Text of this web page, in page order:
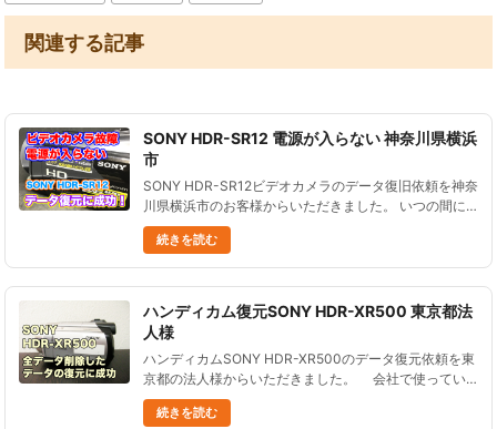
関連する記事
SONY HDR-SR12 電源が入らない 神奈川県横浜
市
SONY HDR-SR12ビデオカメラのデータ復旧依頼を神奈
川県横浜市のお客様からいただきました。 いつの間に
かビデオカメラが故障し電源が入らなくなった状況で
す。 ビデオカメラ本体にバックアップしていないデー
タが入ってい......
続きを読む
ハンディカム復元SONY HDR-XR500 東京都法
人様
ハンディカムSONY HDR-XR500のデータ復元依頼を東
京都の法人様からいただきました。 会社で使ってい
るビデオカメラです。 外部講師を呼んで社内研修を
し、その様子をハンディカムで撮影した......
続きを読む